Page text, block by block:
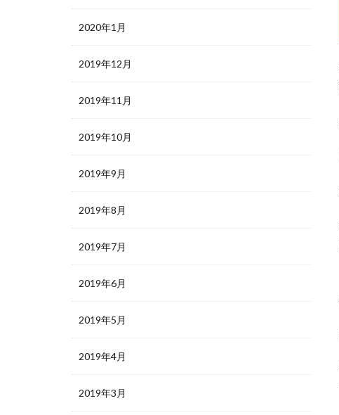
2020年1月
2019年12月
2019年11月
2019年10月
2019年9月
2019年8月
2019年7月
2019年6月
2019年5月
2019年4月
2019年3月